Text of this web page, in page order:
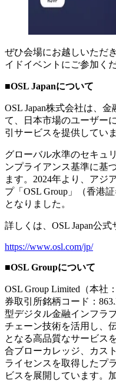
ぜひ会場にお越しいただ
イドイベントにご参加くだ
■OSL Japanについて
OSL Japan株式会社は、
て、日本市場のユーザー
引サービスを提供していま
グローバル水準のセキュ
ンプライアンス基準に基
ます。2024年より、アジ
プ「OSL Group」（香港
となりました。
詳しくは、OSL Japan公式
https://www.osl.com/jp/
■OSL Groupについて
OSL Group Limited（本社
券取引所銘柄コード：
型デジタル金融インフラ
チェーン技術を活用し、
となる高品質なサービス
合ブローカレッジ、カス
ライセンスを取得したプ
ビスを展開しています。